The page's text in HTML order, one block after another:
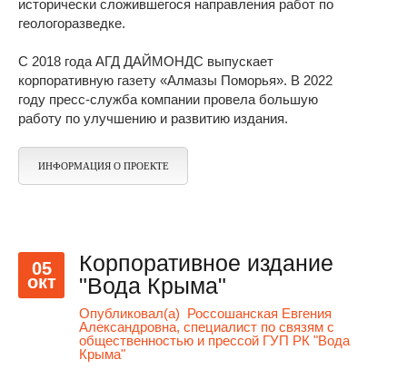
исторически сложившегося направления работ по
геологоразведке.
С 2018 года АГД ДАЙМОНДС выпускает
корпоративную газету «Алмазы Поморья». В 2022
году пресс-служба компании провела большую
работу по улучшению и развитию издания.
ИНФОРМАЦИЯ О ПРОЕКТЕ
05
окт
Корпоративное издание
"Вода Крыма"
Опубликовал(а) Россошанская Евгения
Александровна, специалист по связям с
общественностью и прессой ГУП РК "Вода
Крыма"